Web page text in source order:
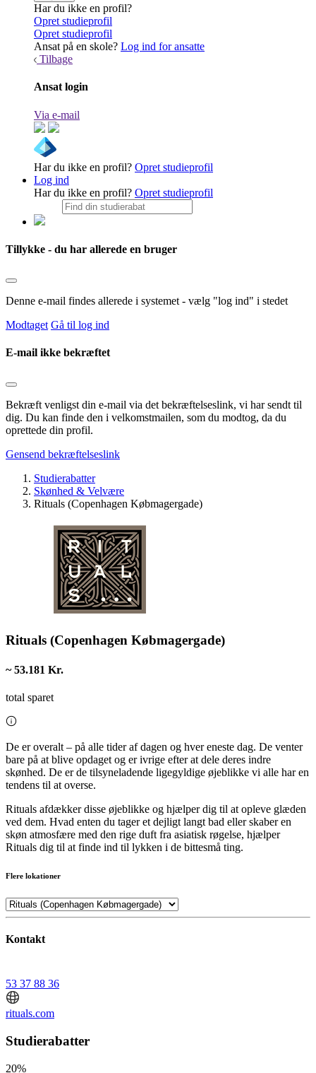
Har du ikke en profil?
Opret studieprofil
Opret studieprofil
Ansat på en skole? Log ind for ansatte
Tilbage
Ansat login
Via e-mail
Har du ikke en profil? Opret studieprofil
Log ind
Har du ikke en profil? Opret studieprofil
Tillykke - du har allerede en bruger
Denne e-mail findes allerede i systemet - vælg "log ind" i stedet
Modtaget Gå til log ind
E-mail ikke bekræftet
Bekræft venligst din e-mail via det bekræftelseslink, vi har sendt til
dig. Du kan finde den i velkomstmailen, som du modtog, da du
oprettede din profil.
Gensend bekræftelseslink
Studierabatter
Skønhed & Velvære
Rituals (Copenhagen Købmagergade)
Rituals (Copenhagen Købmagergade)
~ 53.181 Kr.
total sparet
De er overalt – på alle tider af dagen og hver eneste dag. De venter
bare på at blive opdaget og er ivrige efter at dele deres indre
skønhed. De er de tilsyneladende ligegyldige øjeblikke vi alle har en
tendens til at overse.
Rituals afdækker disse øjeblikke og hjælper dig til at opleve glæden
ved dem. Hvad enten du tager et dejligt langt bad eller skaber en
skøn atmosfære med den rige duft fra asiatisk røgelse, hjælper
Rituals dig til at finde ind til lykken i de bittesmå ting.
Flere lokationer
Kontakt
53 37 88 36
rituals.com
Studierabatter
20%